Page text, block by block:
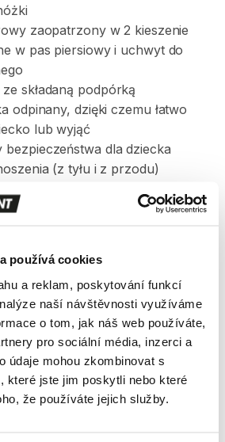
používá cookies
a reklam, poskytování funkcí
naší návštěvnosti využíváme
o tom, jak náš web používáte,
pro sociální média, inzerci a
údaje mohou zkombinovat s
které jste jim poskytli nebo které
že používáte jejich služby.
zaopatrzony w 2 kieszenie
w pas piersiowy i uchwyt do
ze składaną podpórką
odpinany​,​ dzięki czemu łatwo
lub wyjąć
bezpieczeństwa dla dziecka
(z tyłu i z przodu)
34 cm
nosidełka: 24 kg
poliamid;
dodajemy daszek
i pokrowiec przeciwdeszczowy